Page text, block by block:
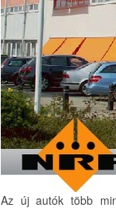
Az új autók több